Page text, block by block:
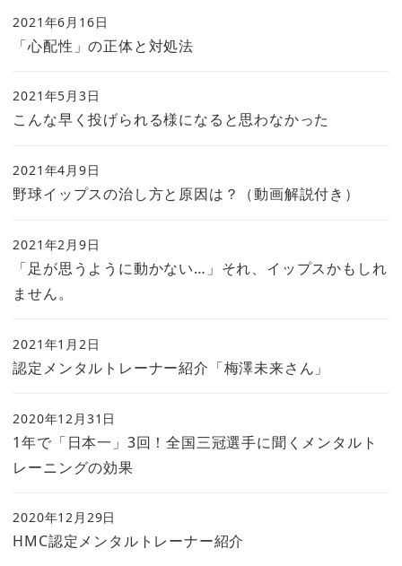
「心配性」の正体と対処法
2021年6月16日
こんな早く投げられる様になると思わなかった
2021年5月3日
野球イップスの治し方と原因は？（動画解説付き）
2021年4月9日
「足が思うように動かない…」それ、イップスかもしれ
ません。
2021年2月9日
認定メンタルトレーナー紹介「梅澤未来さん」
2021年1月2日
1年で「日本一」3回！全国三冠選手に聞くメンタルト
レーニングの効果
2020年12月31日
HMC認定メンタルトレーナー紹介
2020年12月29日